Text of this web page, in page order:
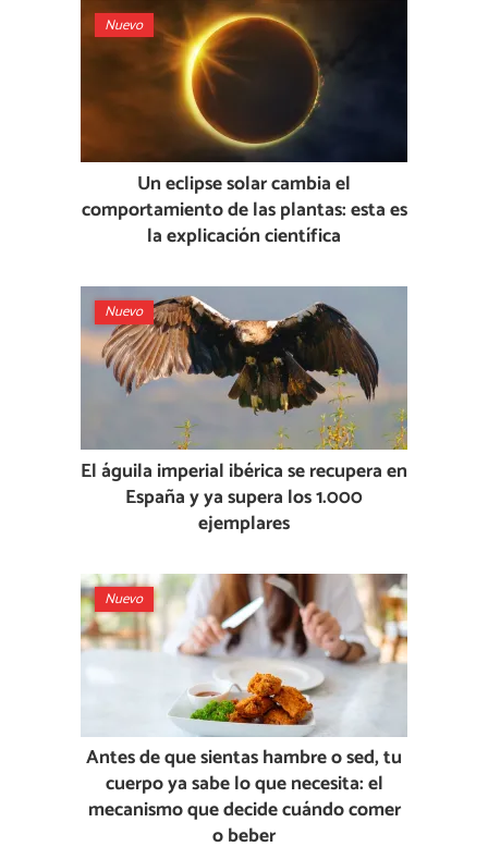
Nuevo
Un eclipse solar cambia el
comportamiento de las plantas: esta es
la explicación científica
Nuevo
El águila imperial ibérica se recupera en
España y ya supera los 1.000
ejemplares
Nuevo
Antes de que sientas hambre o sed, tu
cuerpo ya sabe lo que necesita: el
mecanismo que decide cuándo comer
o beber